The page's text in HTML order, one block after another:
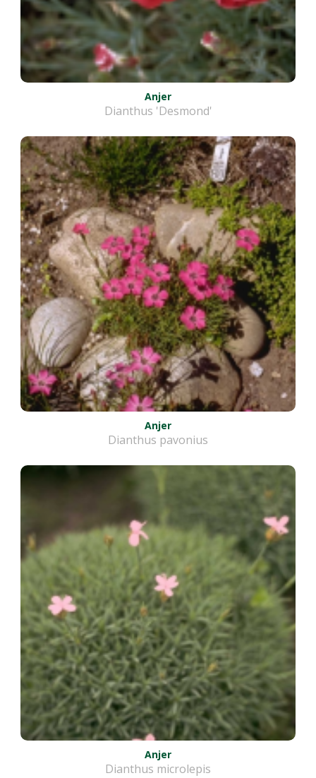
Anjer
Dianthus 'Desmond'
Anjer
Dianthus pavonius
Anjer
Dianthus microlepis